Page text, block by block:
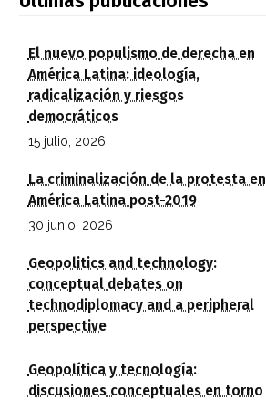
El nuevo populismo de derecha en
América Latina: ideología,
radicalización y riesgos
democráticos
15 julio, 2026
La criminalización de la protesta en
América Latina post-2019
30 junio, 2026
Geopolitics and technology:
conceptual debates on
technodiplomacy and a peripheral
perspective
Geopolítica y tecnología:
discusiones conceptuales en torno